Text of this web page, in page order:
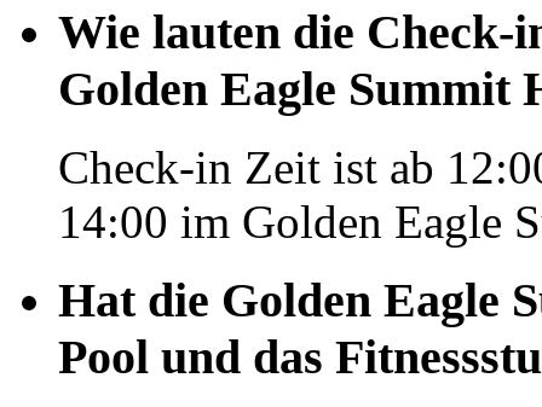
Wie lauten die Check-
Golden Eagle Summit
Check-in Zeit ist ab
14:00 im Golden Eagle
Hat die Golden Eagle
Pool und das